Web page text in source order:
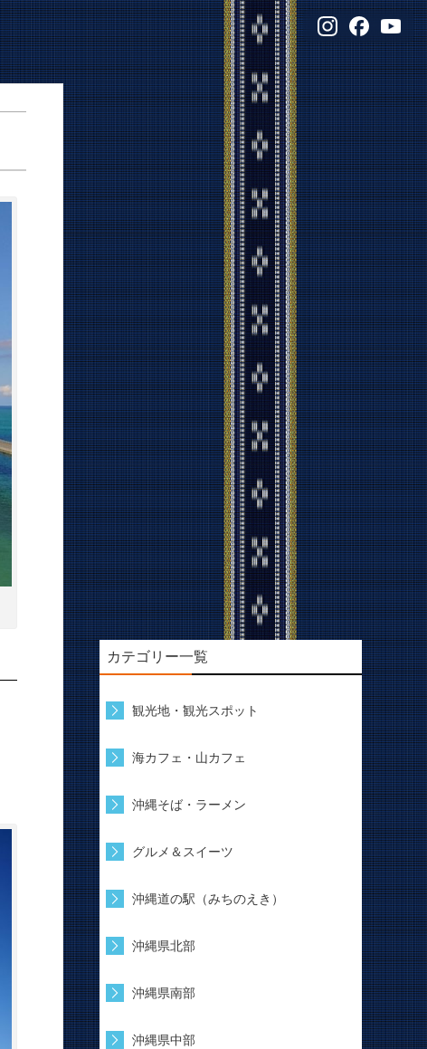
カテゴリー一覧
観光地・観光スポット
海カフェ・山カフェ
沖縄そば・ラーメン
グルメ＆スイーツ
沖縄道の駅（みちのえき）
沖縄県北部
沖縄県南部
沖縄県中部